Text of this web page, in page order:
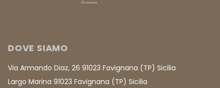
DOVE SIAMO
Via Armando Diaz, 26 91023 Favignana (TP) Sicilia
Largo Marina 91023 Favignana (TP) Sicilia